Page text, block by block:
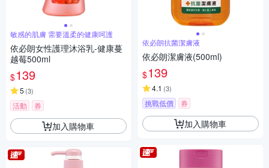
敏感的肌膚 需要溫柔的健康呵護
依必朗女性護理沐浴乳-健康蔓
越莓500ml
$139
5 (3)
活動 券
加入購物車
依必朗抗菌潔膚液
依必朗潔膚液(500ml)
$139
4.1 (3)
挑戰低價 券
加入購物車